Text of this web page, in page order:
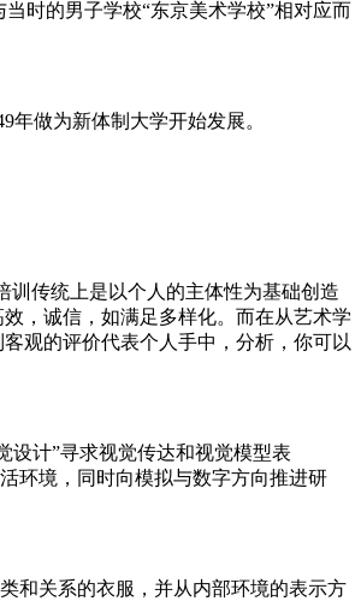
时的男子学校“东京美术学校”相对应而
做为新体制大学开始发展。
训传统上是以个人的主体性为基础创造
，诚信，如满足多样化。而在从艺术学
观的评价代表个人手中，分析，你可以
设计”寻求视觉传达和视觉模型表
环境，同时向模拟与数字方向推进研
和关系的衣服，并从内部环境的表示方